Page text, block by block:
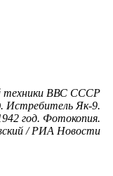
техники ВВС СССР
Истребитель Як-9.
год. Фотокопия.
/ РИА Новости